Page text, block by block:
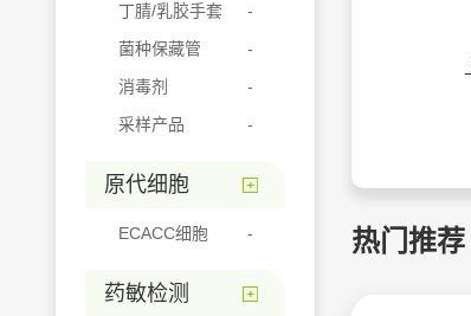
丁腈/乳胶手套
菌种保藏管
消毒剂
采样产品
原代细胞
ECACC细胞
药敏检测
热门推荐